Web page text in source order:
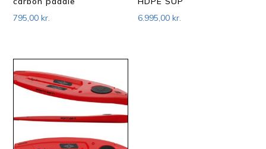
795,00kr.
6.995,00kr.